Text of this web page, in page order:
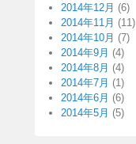
2014年12月 (6)
2014年11月 (11)
2014年10月 (7)
2014年9月 (4)
2014年8月 (4)
2014年7月 (1)
2014年6月 (6)
2014年5月 (5)